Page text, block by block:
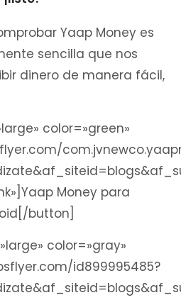
Yaap Money es
sencilla que nos
dinero de manera fácil,
color=»green»
Money para
button]
color=»gray»
id899995485?